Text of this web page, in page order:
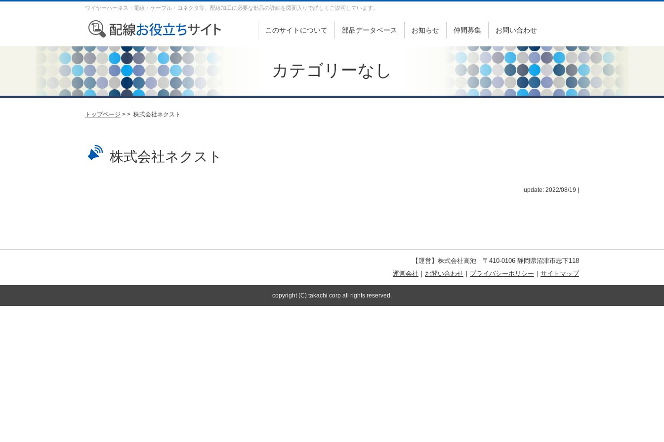
ワイヤーハーネス・電線・ケーブル・コネクタ等、配線加工に必要な部品の詳細を図面入りで詳しくご説明しています。
このサイトについて 部品データベース お知らせ 仲間募集 お問い合わせ
カテゴリーなし
トップページ > > 株式会社ネクスト
株式会社ネクスト
update: 2022/08/19
【運営】株式会社高池 〒410-0106 静岡県沼津市志下118
運営会社 ｜ お問い合わせ ｜ プライバシーポリシー ｜ サイトマップ
copyright (C) takachi corp all rights reserved.